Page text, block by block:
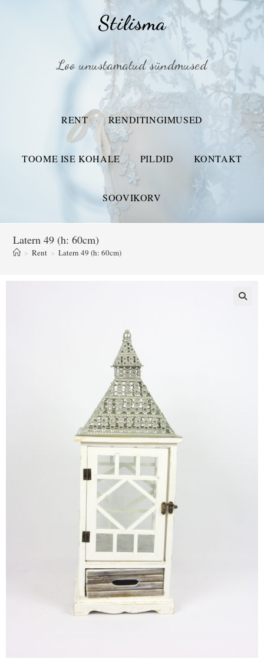
Stilisma
Loo unustamatud sündmused
RENT RENDITINGIMUSED
TOOME ISE KOHALE PILDID KONTAKT
SOOVIKORV
Latern 49 (h: 60cm)
> Rent > Latern 49 (h: 60cm)